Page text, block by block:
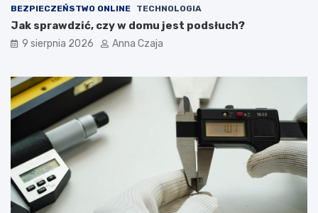
BEZPIECZEŃSTWO ONLINE TECHNOLOGIA
Jak sprawdzić, czy w domu jest podsłuch?
9 sierpnia 2026 Anna Czaja